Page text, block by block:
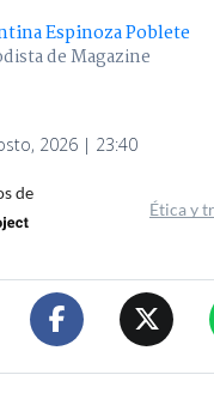
Espinoza Poblete
de Magazine
2026 | 23:40
de
Ética y